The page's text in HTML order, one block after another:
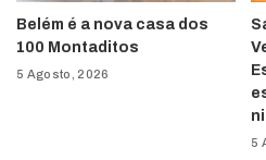
Belém é a nova casa dos
100 Montaditos
5 Agosto, 2026
5